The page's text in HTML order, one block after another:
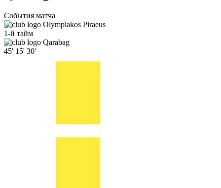
События матча
Olympiakos Piraeus
1-й тайм
Qarabag
45' 15' 30'